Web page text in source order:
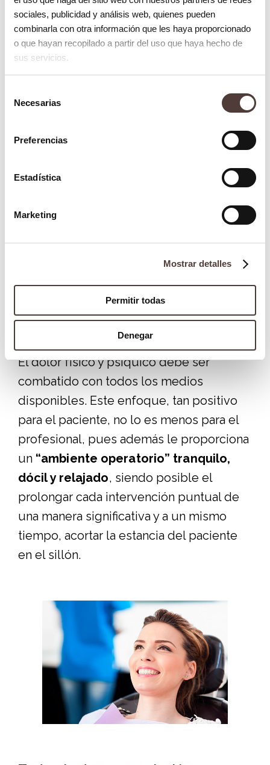
sociales, publicidad y análisis web, quienes pueden
combinarla con otra información que les haya proporcionado
o que hayan recopilado a partir del uso que haya hecho de
sus servicios.
Necesarias
Preferencias
Estadística
Marketing
Mostrar detalles
Permitir todas
Denegar
ha permitido llevar a cabo un tratamiento
que de otro modo no hubiera iniciado,
continuado o concluido del modo
ninguno de los sentimientos, sensaciones
profundamente.
El dolor físico y psíquico debe ser
combatido con todos los medios
disponibles. Este enfoque, tan positivo
para el paciente, no lo es menos para el
profesional, pues además le proporciona
un “ambiente operatorio” tranquilo,
dócil y relajado, siendo posible el
prolongar cada intervención puntual de
una manera significativa y a un mismo
tiempo, acortar la estancia del paciente
en el sillón.